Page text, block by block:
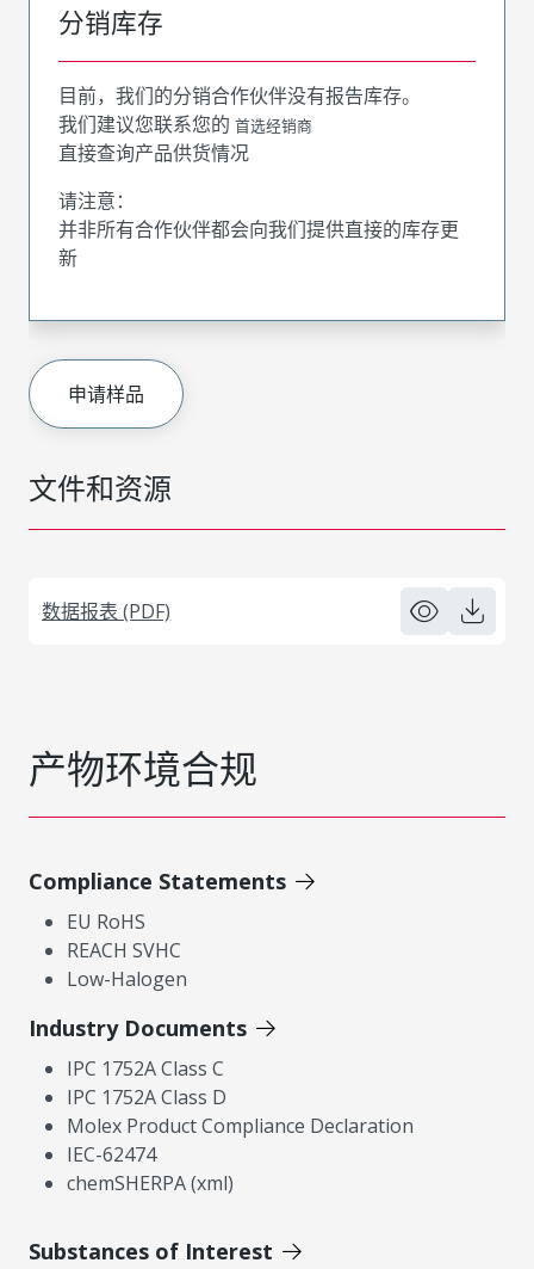
文件和资源
数据报表 (PDF)
分销库存
目前，我们的分销合作伙伴没有报告库存。
我们建议您联系您的 首选经销商
直接查询产品供货情况
请注意：
并非所有合作伙伴都会向我们提供直接的库存更
新
申请样品
产物环境合规
Compliance Statements
EU RoHS
REACH SVHC
Low-Halogen
Industry Documents
IPC 1752A Class C
IPC 1752A Class D
Molex Product Compliance Declaration
IEC-62474
chemSHERPA (xml)
Substances of Interest